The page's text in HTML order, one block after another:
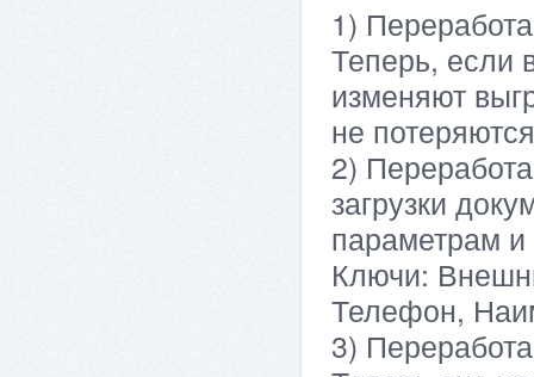
1)
Теперь, если
изменяют
не
2)
загрузки
параметрам
Ключи:
Телефон,
3)